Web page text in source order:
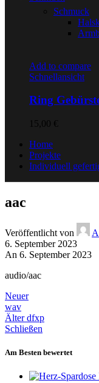
Schmuck
Add to compare
Schnellansicht
Ring
15,00 €
Home
Projekte
Individuell
aac
Veröffentlicht von
6. September 2023
An 6. September 2023
audio/aac
Neuer
wav
Älter dfxp
Schließen
Am Besten bewertet